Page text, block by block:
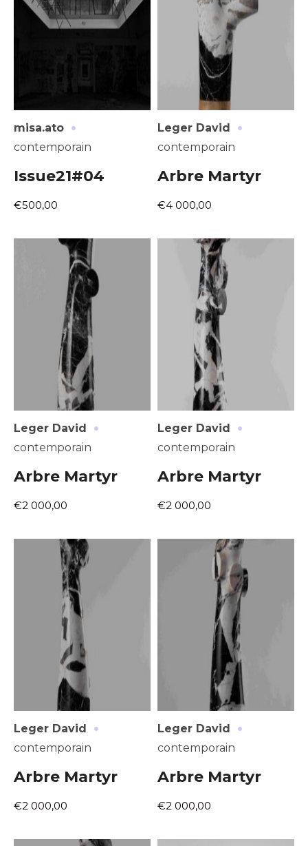
Adresse email*
Prénom
* Champ obligatoire
Nom
Prénom
Statut / Organisation
J'accepte les
* Champ obligatoire
misa.ato ·
contemporain
Issue21#04
€500,00
Leger David ·
contemporain
Arbre Martyr
€4 000,00
Leger David ·
contemporain
Arbre Martyr
€2 000,00
Leger David ·
contemporain
Arbre Martyr
€2 000,00
Leger David ·
contemporain
Arbre Martyr
€2 000,00
Leger David ·
contemporain
Arbre Martyr
€2 000,00